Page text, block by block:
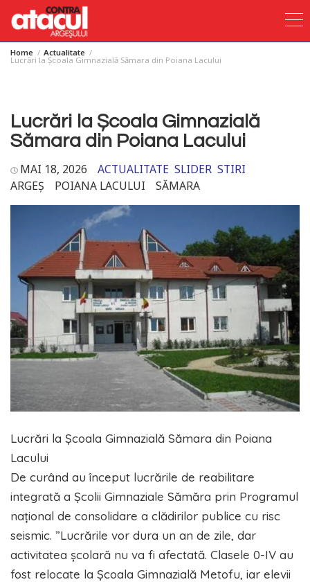
SkipHome Actualitate
Lucrări la Școala Gimnazială Sămara din Poiana Lacului
Lucrări la Școala Gimnazială
Sămara din Poiana Lacului
MAI 18, 2026 ACTUALITATE SLIDER STIRI
ARGEȘ
POIANA LACULUI SĂMARA
Lucrări la Școala Gimnazială Sămara din Poiana
Lacului
De curând au început lucrările de reabilitare
integrată a Școlii Gimnaziale Sămăra prin Programul
național de consolidare a clădirilor publice cu risc
seismic. ”Lucrările vor dura un an de zile, dar
activitatea școlară nu va fi afectată. Clasele 0-IV au
fost relocate la Școala Gimnazială Metofu, iar elevii